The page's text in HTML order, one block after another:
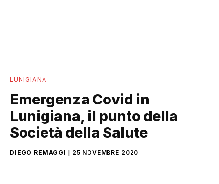
LUNIGIANA
Emergenza Covid in
Lunigiana, il punto della
Società della Salute
DIEGO REMAGGI 25 NOVEMBRE 2020